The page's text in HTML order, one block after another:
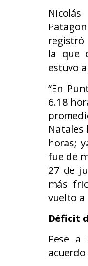
registró
la que
estuvo
“En
6.18
Natales
horas;
fue de
27 de
más
vuelto a
Déficit
Pese a